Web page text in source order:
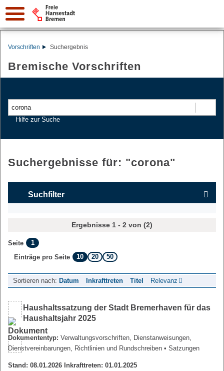
Vorschriften Suchergebnis
Bremische Vorschriften
Hilfe zur Suche
Suchergebnisse für: "corona"
Suchfilter
Ergebnisse 1 - 2 von (2)
Seite
1
Einträge pro Seite
10 20 50
Sortieren nach: Datum Inkrafttreten Titel Relevanz
Haushaltssatzung der Stadt Bremerhaven für das
Haushaltsjahr 2025
Dokumententyp: Verwaltungsvorschriften, Dienstanweisungen,
Dienstvereinbarungen, Richtlinien und Rundschreiben • Satzungen
Stand: 08.01.2026 Inkrafttreten: 01.01.2025